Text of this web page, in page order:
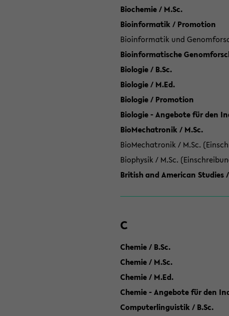
Biochemie / M.Sc.
Bioinformatik / Promotion
Bioinformatik und
Bioinformatische
Biologie / B.Sc.
Biologie / M.Ed.
Biologie / Promotion
Biologie - Angebote für den
BioMechatronik / M.Sc.
BioMechatronik / M.Sc.
Biophysik / M.Sc.
British and American Studies
C
Chemie / B.Sc.
Chemie / M.Sc.
Chemie / M.Ed.
Chemie - Angebote für den
Computerlinguistik / B.Sc.